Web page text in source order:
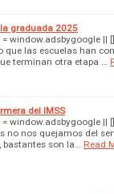
graduada 2025
= window.adsbygoogle
que las escuelas han
terminan otra etapa …
del IMSS
window.adsbygoogle ||
no nos quejamos del
son la…
Read